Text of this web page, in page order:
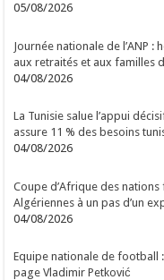
05/08/2026
Journée nationale de l’ANP
aux retraités et aux familles
04/08/2026
La Tunisie salue l’appui
assure 11 % des besoins
04/08/2026
Coupe d’Afrique des nations
Algériennes à un pas d’un
04/08/2026
Equipe nationale de football
page Vladimir Petković